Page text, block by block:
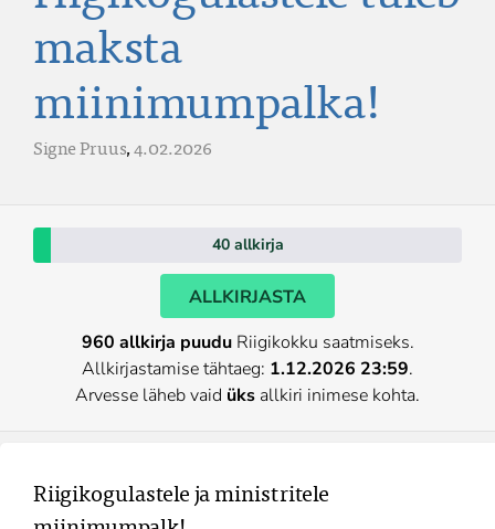
maksta
miinimumpalka!
Signe Pruus,4.02.2026
40 allkirja
ALLKIRJASTA
960 allkirja puuduRiigikokku saatmiseks.
Allkirjastamise tähtaeg: 1.12.2026 23:59.
Arvesse läheb vaid üks allkiri inimese kohta.
Riigikogulastele ja ministritele